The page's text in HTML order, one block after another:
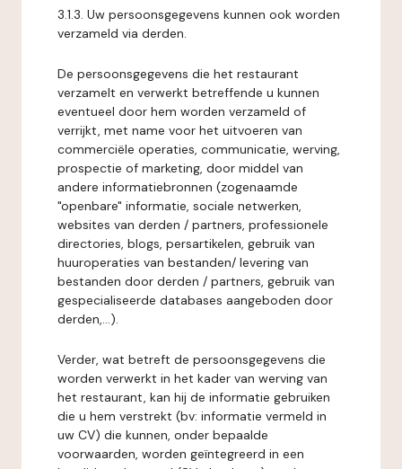
3.1.3. Uw persoonsgegevens kunnen ook worden
verzameld via derden.
De persoonsgegevens die het restaurant
verzamelt en verwerkt betreffende u kunnen
eventueel door hem worden verzameld of
verrijkt, met name voor het uitvoeren van
commerciële operaties, communicatie, werving,
prospectie of marketing, door middel van
andere informatiebronnen (zogenaamde
"openbare" informatie, sociale netwerken,
websites van derden / partners, professionele
directories, blogs, persartikelen, gebruik van
huuroperaties van bestanden/ levering van
bestanden door derden / partners, gebruik van
gespecialiseerde databases aangeboden door
derden,...).
Verder, wat betreft de persoonsgegevens die
worden verwerkt in het kader van werving van
het restaurant, kan hij de informatie gebruiken
die u hem verstrekt (bv: informatie vermeld in
uw CV) die kunnen, onder bepaalde
voorwaarden, worden geïntegreerd in een